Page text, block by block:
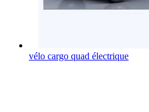
vélo cargo quad électrique